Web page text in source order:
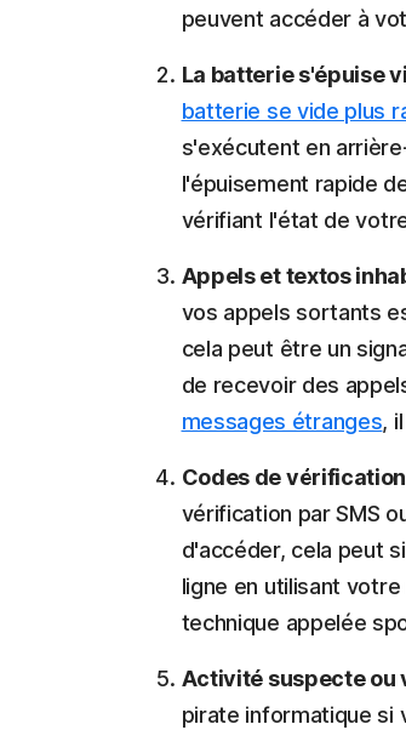
peuvent accéder à
La batterie s'épuise
batterie se vide plus
s'exécutent en
l'épuisement rapide
vérifiant l'état de
Appels et textos
vos appels sortants
cela peut être un
de recevoir des
messages étranges,
Codes de
vérification par SMS
d'accéder, cela peut
ligne en utilisant
technique appelée
Activité suspecte ou
pirate informatique si